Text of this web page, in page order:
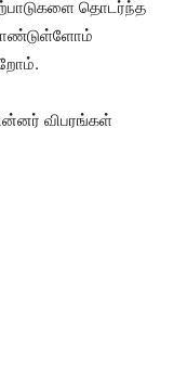
தொடர்ந்த
விபரங்கள்